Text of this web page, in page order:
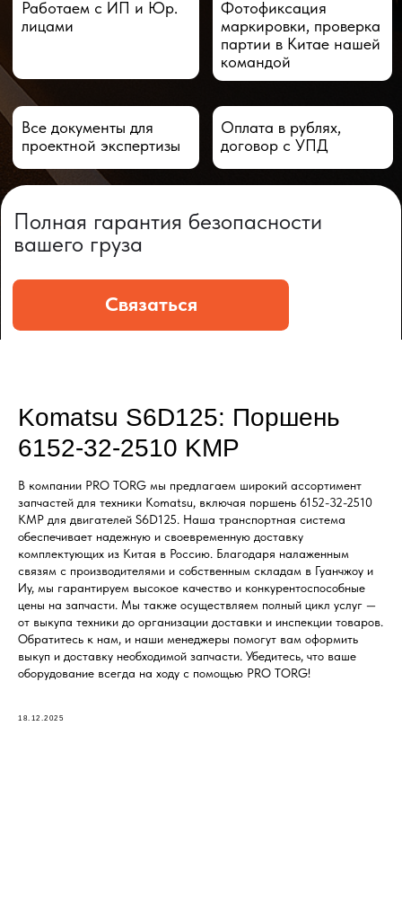
Komatsu S6D125: Поршень
6152-32-2510 KMP
В компании PRO TORG мы предлагаем широкий ассортимент
запчастей для техники Komatsu, включая поршень 6152-32-2510
KMP для двигателей S6D125. Наша транспортная система
обеспечивает надежную и своевременную доставку
комплектующих из Китая в Россию. Благодаря налаженным
связям с производителями и собственным складам в Гуанчжоу и
Иу, мы гарантируем высокое качество и конкурентоспособные
цены на запчасти. Мы также осуществляем полный цикл услуг —
от выкупа техники до организации доставки и инспекции товаров.
Обратитесь к нам, и наши менеджеры помогут вам оформить
выкуп и доставку необходимой запчасти. Убедитесь, что ваше
оборудование всегда на ходу с помощью PRO TORG!
18.12.2025